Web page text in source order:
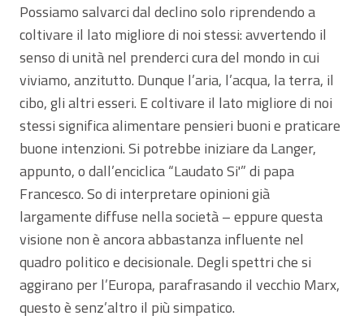
Possiamo salvarci dal declino solo riprendendo a
coltivare il lato migliore di noi stessi: avvertendo il
senso di unità nel prenderci cura del mondo in cui
viviamo, anzitutto. Dunque l’aria, l’acqua, la terra, il
cibo, gli altri esseri. E coltivare il lato migliore di noi
stessi significa alimentare pensieri buoni e praticare
buone intenzioni. Si potrebbe iniziare da Langer,
appunto, o dall’enciclica “Laudato Si'” di papa
Francesco. So di interpretare opinioni già
largamente diffuse nella società – eppure questa
visione non è ancora abbastanza influente nel
quadro politico e decisionale. Degli spettri che si
aggirano per l’Europa, parafrasando il vecchio Marx,
questo è senz’altro il più simpatico.